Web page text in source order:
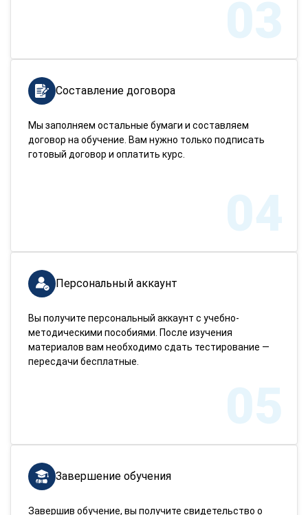
03
Составление договора
Мы заполняем остальные бумаги и составляем
договор на обучение. Вам нужно только подписать
готовый договор и оплатить курс.
04
Персональный аккаунт
Вы получите персональный аккаунт с учебно-
методическими пособиями. После изучения
материалов вам необходимо сдать тестирование —
пересдачи бесплатные.
05
Завершение обучения
Завершив обучение, вы получите свидетельство о